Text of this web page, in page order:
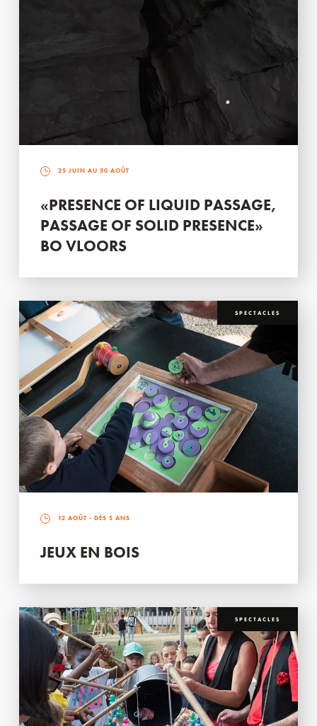
25 JUIN AU 30 AOÛT
«PRESENCE OF LIQUID PASSAGE,
PASSAGE OF SOLID PRESENCE»
BO VLOORS
SPECTACLES
12 AOÛT - DÈS 5 ANS
JEUX EN BOIS
SPECTACLES